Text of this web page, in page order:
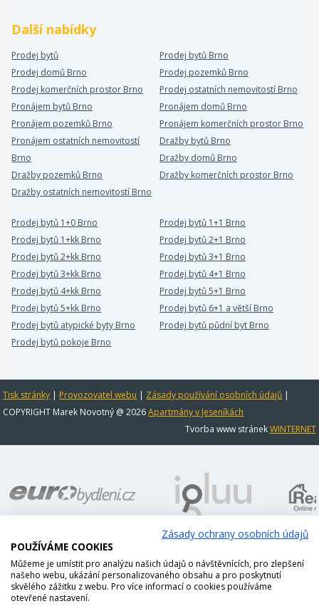
Další nabídky
Prodej bytů
Prodej bytů Brno
Prodej domů Brno
Prodej pozemků Brno
Prodej komerčních prostor Brno
Prodej ostatních nemovitostí Brno
Pronájem bytů Brno
Pronájem domů Brno
Pronájem pozemků Brno
Pronájem komerčních prostor Brno
Pronájem ostatních nemovitostí
Brno
Dražby bytů Brno
Dražby domů Brno
Dražby pozemků Brno
Dražby komerčních prostor Brno
Dražby ostatních nemovitostí Brno
Prodej bytů 1+0 Brno
Prodej bytů 1+1 Brno
Prodej bytů 1+kk Brno
Prodej bytů 2+1 Brno
Prodej bytů 2+kk Brno
Prodej bytů 3+1 Brno
Prodej bytů 3+kk Brno
Prodej bytů 4+1 Brno
Prodej bytů 4+kk Brno
Prodej bytů 5+1 Brno
Prodej bytů 5+kk Brno
Prodej bytů 6+1 a větší Brno
Prodej bytů atypické byty Brno
Prodej bytů půdní byt Brno
Prodej bytů pokoje Brno
Tisk stránky | Provozovatel webu | Zásady používání osobních údajů |
COPYRIGHT Marek Novotný @ 2026Apartmány v Jeseníkách
Tvorba www stránekWINTERNET
Zásady ochrany osobních údajů
POUŽÍVÁME COOKIES
Můžeme je umístit pro analýzu našich údajů o návštěvnících, pro zlepšení
našeho webu, ukázání personalizovaného obsahu a pro poskytnutí
skvělého zážitku z webu. Pro více informací o cookies používáme
otevřené nastavení.